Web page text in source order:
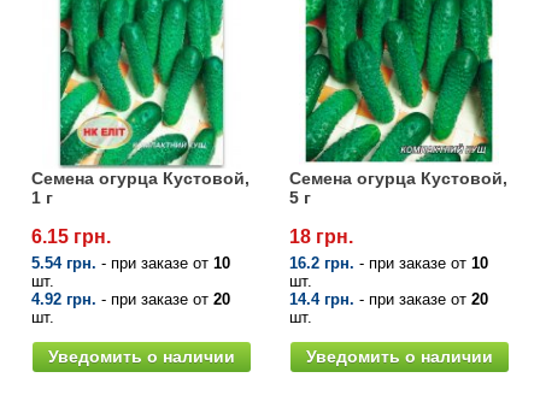
Семена огурца Кустовой,
1 г
6.15 грн.
5.54 грн. - при заказе от 10
шт.
4.92 грн. - при заказе от 20
шт.
Уведомить о наличии
Семена огурца Кустовой,
5 г
18 грн.
16.2 грн. - при заказе от 10
шт.
14.4 грн. - при заказе от 20
шт.
Уведомить о наличии